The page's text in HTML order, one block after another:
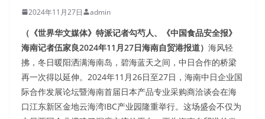
2024年11月27日 admin
（《世界华文媒体》特派记者勾芍人、《中国食品安全报》
海南记者伍家良2024年11月27日海南自贸港报道） 海风轻
拂，冬日暖阳洒满海南岛，碧海蓝天之间，中日合作的桥梁
再一次得以延伸。2024年11月26日至27日，海南中日企业国
际合作发展论坛暨海南首届日本产品专业采购商洽谈会在海
口江东新区金地云海湾IBC产业园隆重举行。这场盛会不仅为